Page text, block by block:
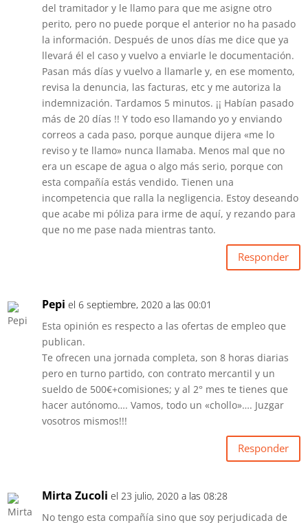
del tramitador y le llamo para que me asigne otro
perito, pero no puede porque el anterior no ha pasado
la información. Después de unos días me dice que ya
llevará él el caso y vuelvo a enviarle le documentación.
Pasan más días y vuelvo a llamarle y, en ese momento,
revisa la denuncia, las facturas, etc y me autoriza la
indemnización. Tardamos 5 minutos. ¡¡ Habían pasado
más de 20 días !! Y todo eso llamando yo y enviando
correos a cada paso, porque aunque dijera «me lo
reviso y te llamo» nunca llamaba. Menos mal que no
era un escape de agua o algo más serio, porque con
esta compañía estás vendido. Tienen una
incompetencia que ralla la negligencia. Estoy deseando
que acabe mi póliza para irme de aquí, y rezando para
que no me pase nada mientras tanto.
Responder
Pepi el 6 septiembre, 2020 a las 00:01
Esta opinión es respecto a las ofertas de empleo que
publican.
Te ofrecen una jornada completa, son 8 horas diarias
pero en turno partido, con contrato mercantil y un
sueldo de 500€+comisiones; y al 2° mes te tienes que
hacer autónomo…. Vamos, todo un «chollo»…. Juzgar
vosotros mismos!!!
Responder
Mirta Zucoli el 23 julio, 2020 a las 08:28
No tengo esta compañía sino que soy perjudicada de